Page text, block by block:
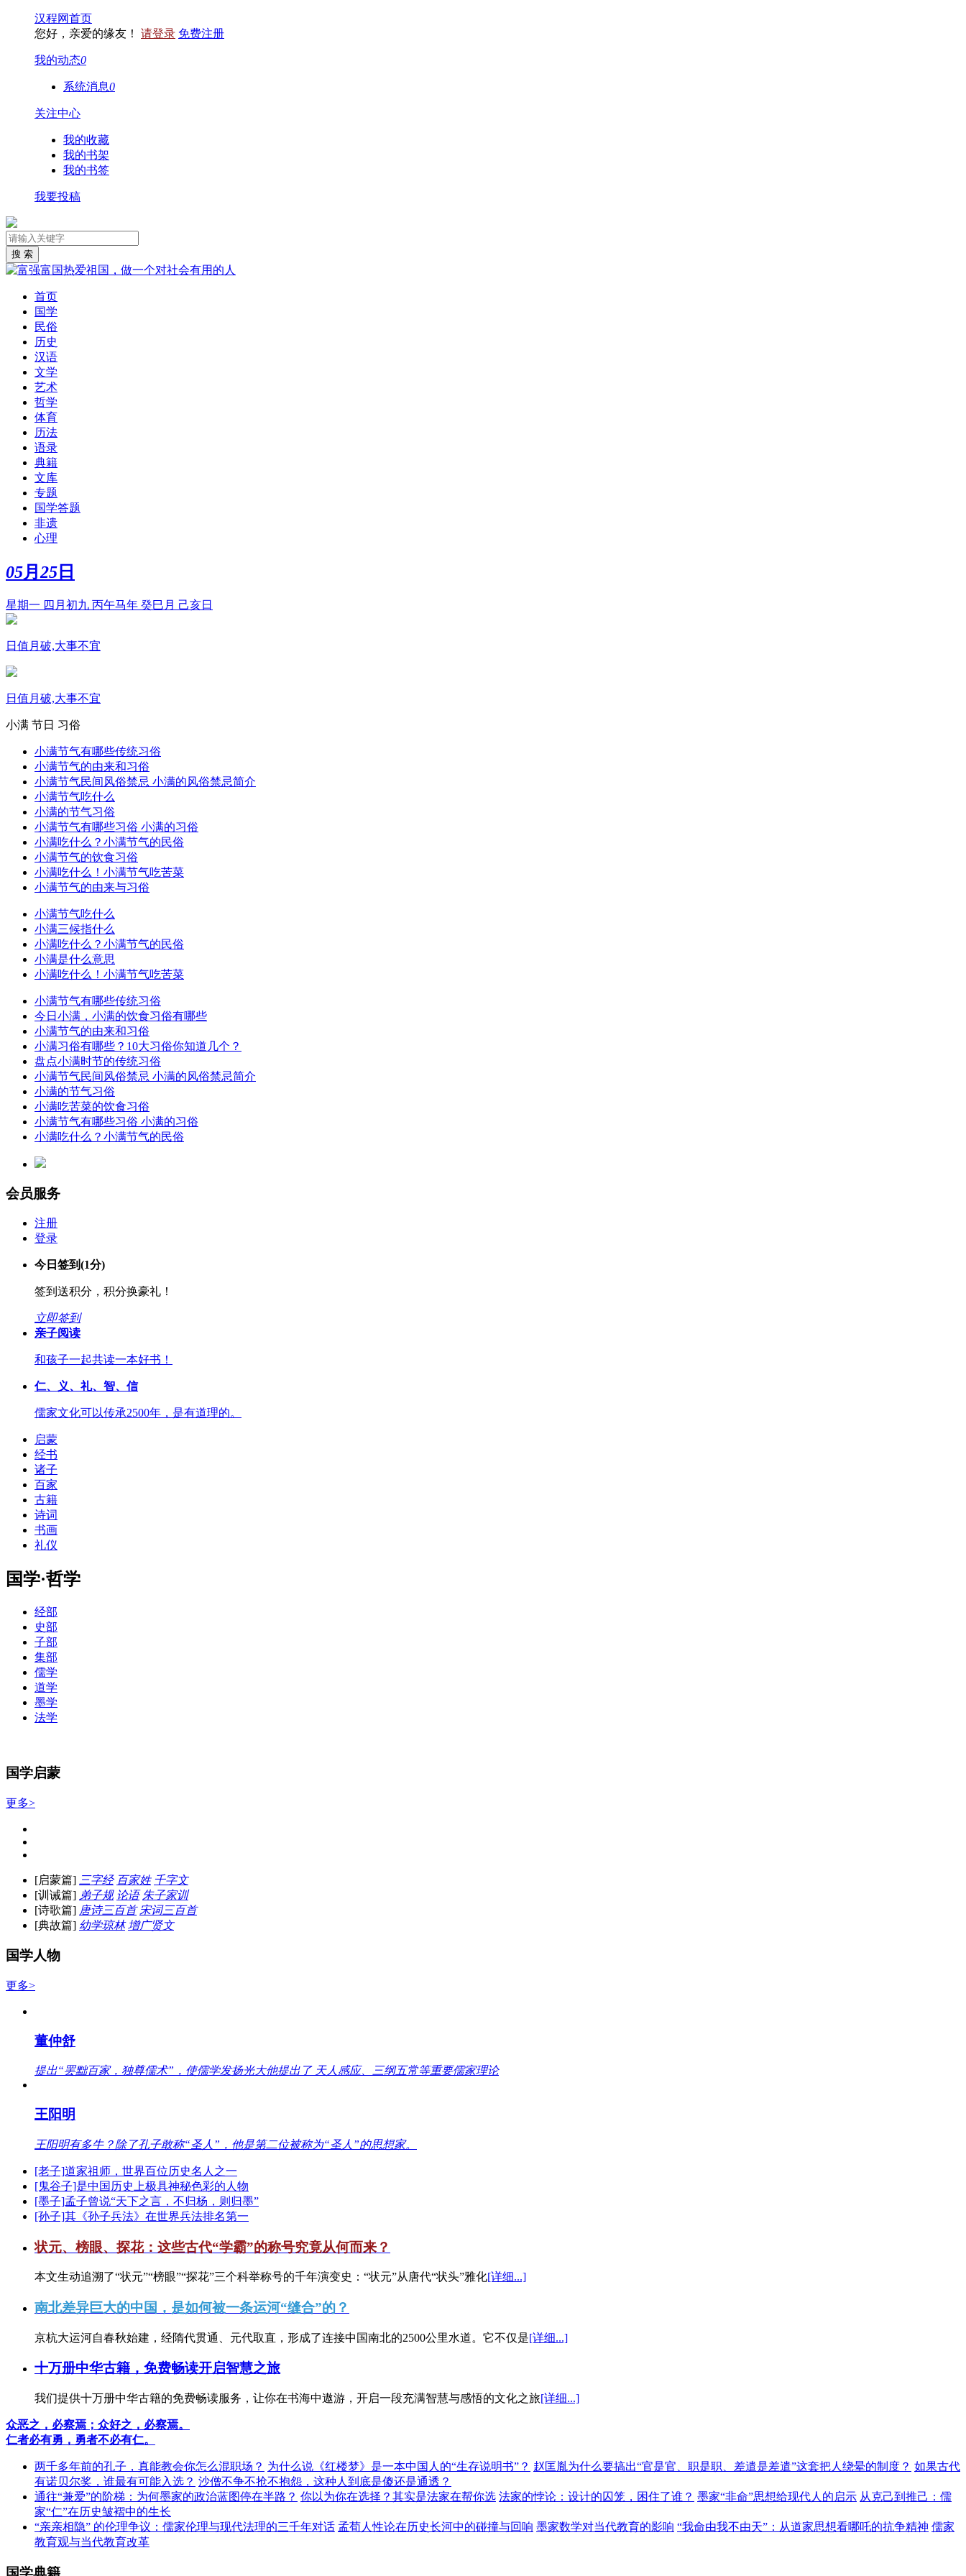
汉程网首页
您好，亲爱的缘友！ 请登录 免费注册
我的动态0
系统消息0
关注中心
我的收藏
我的书架
我的书签
我要投稿
首页
国学
民俗
历史
汉语
文学
艺术
哲学
体育
历法
语录
典籍
文库
专题
国学答题
非遗
心理
05月 25 日
星期一 四月初九 丙午马年 癸巳月 己亥日
日值月破,大事不宜
日值月破,大事不宜
小满 节日 习俗
小满节气有哪些传统习俗
小满节气的由来和习俗
小满节气民间风俗禁忌 小满的风俗禁忌简介
小满节气吃什么
小满的节气习俗
小满节气有哪些习俗 小满的习俗
小满吃什么？小满节气的民俗
小满节气的饮食习俗
小满吃什么！小满节气吃苦菜
小满节气的由来与习俗
小满节气吃什么
小满三候指什么
小满吃什么？小满节气的民俗
小满是什么意思
小满吃什么！小满节气吃苦菜
小满节气有哪些传统习俗
今日小满，小满的饮食习俗有哪些
小满节气的由来和习俗
小满习俗有哪些？10大习俗你知道几个？
盘点小满时节的传统习俗
小满节气民间风俗禁忌 小满的风俗禁忌简介
小满的节气习俗
小满吃苦菜的饮食习俗
小满节气有哪些习俗 小满的习俗
小满吃什么？小满节气的民俗
会员服务
注册
登录
今日签到(1分)
签到送积分，积分换豪礼！
立即签到
亲子阅读
和孩子一起共读一本好书！
仁、义、礼、智、信
儒家文化可以传承2500年，是有道理的。
启蒙
经书
诸子
百家
古籍
诗词
书画
礼仪
国学·哲学
经部
史部
子部
集部
儒学
道学
墨学
法学
国学启蒙
更多>
[启蒙篇] 三字经 百家姓 千字文
[训诫篇] 弟子规 论语 朱子家训
[诗歌篇] 唐诗三百首 宋词三百首
[典故篇] 幼学琼林 增广贤文
国学人物
更多>
董仲舒
提出“罢黜百家，独尊儒术”，使儒学发扬光大他提出了 天人感应、三纲五常等重要儒家理论
王阳明
王阳明有多牛？除了孔子敢称“圣人”，他是第二位被称为“圣人”的思想家。
[老子]道家祖师，世界百位历史名人之一
[鬼谷子]是中国历史上极具神秘色彩的人物
[墨子]孟子曾说“天下之言，不归杨，则归墨”
[孙子]其《孙子兵法》在世界兵法排名第一
状元、榜眼、探花：这些古代“学霸”的称号究竟从何而来？
本文生动追溯了“状元”“榜眼”“探花”三个科举称号的千年演变史：“状元”从唐代“状头”雅化[详细...]
南北差异巨大的中国，是如何被一条运河“缝合”的？
京杭大运河自春秋始建，经隋代贯通、元代取直，形成了连接中国南北的2500公里水道。它不仅是[详细...]
十万册中华古籍，免费畅读开启智慧之旅
我们提供十万册中华古籍的免费畅读服务，让你在书海中遨游，开启一段充满智慧与感悟的文化之旅[详细...]
众恶之，必察焉；众好之，必察焉。
仁者必有勇，勇者不必有仁。
两千多年前的孔子，真能教会你怎么混职场？ 为什么说《红楼梦》是一本中国人的“生存说明书”？ 赵匡胤为什么要搞出“官是官、职是职、差遣是差遣”这套把人绕晕的制度？ 如果古代
有诺贝尔奖，谁最有可能入选？ 沙僧不争不抢不抱怨，这种人到底是傻还是通透？
通往“兼爱”的阶梯：为何墨家的政治蓝图停在半路？ 你以为你在选择？其实是法家在帮你选 法家的悖论：设计的囚笼，困住了谁？ 墨家“非命”思想给现代人的启示 从克己到推己：儒
家“仁”在历史皱褶中的生长
“亲亲相隐” 的伦理争议：儒家伦理与现代法理的三千年对话 孟荀人性论在历史长河中的碰撞与回响 墨家数学对当代教育的影响 “我命由我不由天”：从道家思想看哪吒的抗争精神 儒家
教育观与当代教育改革
国学典籍